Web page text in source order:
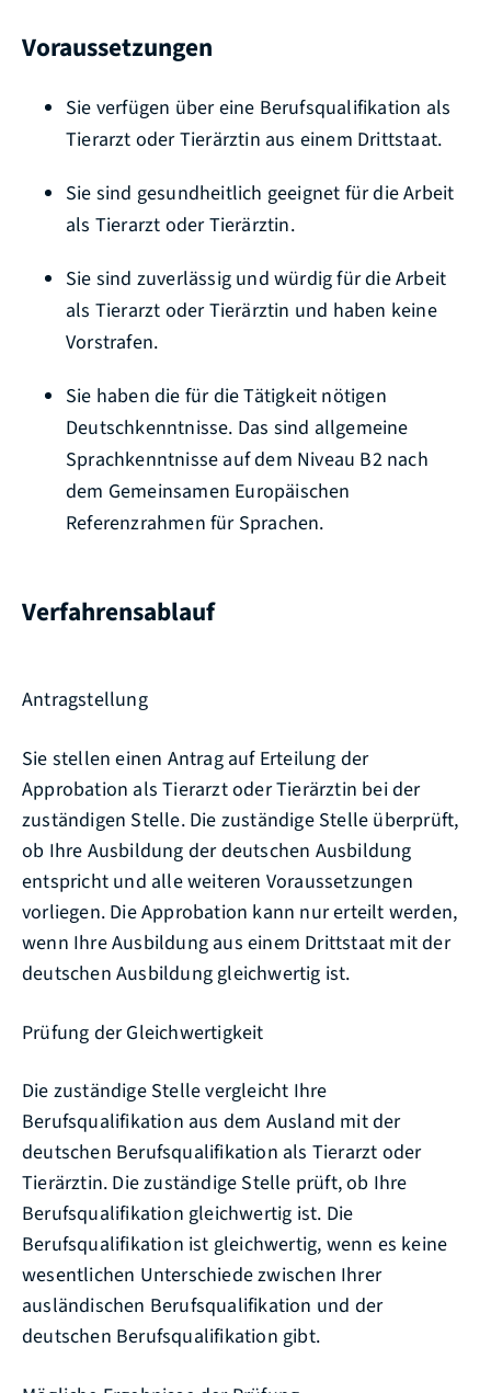
Voraussetzungen
Sie verfügen über eine Berufsqualifikation als
Tierarzt oder Tierärztin aus einem Drittstaat.
Sie sind gesundheitlich geeignet für die Arbeit
als Tierarzt oder Tierärztin.
Sie sind zuverlässig und würdig für die Arbeit
als Tierarzt oder Tierärztin und haben keine
Vorstrafen.
Sie haben die für die Tätigkeit nötigen
Deutschkenntnisse. Das sind allgemeine
Sprachkenntnisse auf dem Niveau B2 nach
dem Gemeinsamen Europäischen
Referenzrahmen für Sprachen.
Verfahrensablauf
Antragstellung
Sie stellen einen Antrag auf Erteilung der
Approbation als Tierarzt oder Tierärztin bei der
zuständigen Stelle. Die zuständige Stelle überprüft,
ob Ihre Ausbildung der deutschen Ausbildung
entspricht und alle weiteren Voraussetzungen
vorliegen. Die Approbation kann nur erteilt werden,
wenn Ihre Ausbildung aus einem Drittstaat mit der
deutschen Ausbildung gleichwertig ist.
Prüfung der Gleichwertigkeit
Die zuständige Stelle vergleicht Ihre
Berufsqualifikation aus dem Ausland mit der
deutschen Berufsqualifikation als Tierarzt oder
Tierärztin. Die zuständige Stelle prüft, ob Ihre
Berufsqualifikation gleichwertig ist. Die
Berufsqualifikation ist gleichwertig, wenn es keine
wesentlichen Unterschiede zwischen Ihrer
ausländischen Berufsqualifikation und der
deutschen Berufsqualifikation gibt.